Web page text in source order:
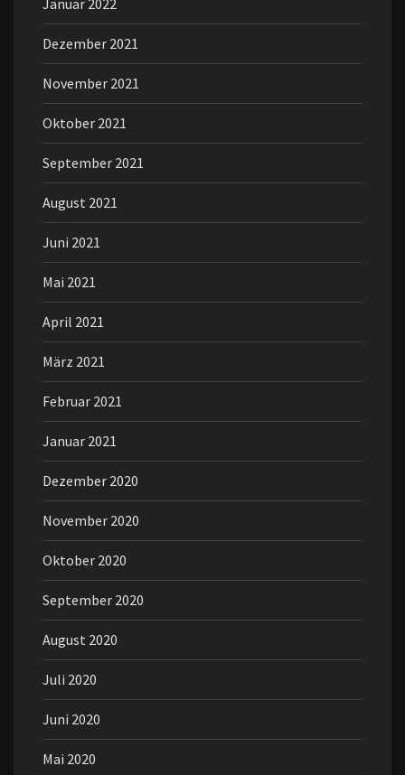
Januar 2022
Dezember 2021
November 2021
Oktober 2021
September 2021
August 2021
Juni 2021
Mai 2021
April 2021
März 2021
Februar 2021
Januar 2021
Dezember 2020
November 2020
Oktober 2020
September 2020
August 2020
Juli 2020
Juni 2020
Mai 2020